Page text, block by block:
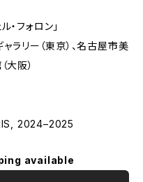
フォロン」
リー（東京）、名古屋市美
大阪）
2024–2025
available